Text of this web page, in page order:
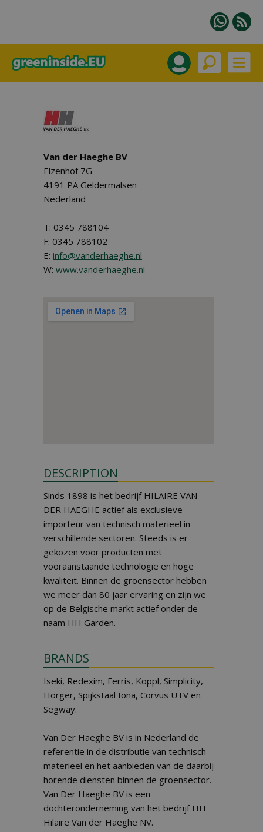
Van der Haeghe BV
Elzenhof 7G
4191 PA Geldermalsen
Nederland
T: 0345 788104
F: 0345 788102
E: info@vanderhaeghe.nl
W: www.vanderhaeghe.nl
DESCRIPTION
Sinds 1898 is het bedrijf HILAIRE VAN
DER HAEGHE actief als exclusieve
importeur van technisch materieel in
verschillende sectoren. Steeds is er
gekozen voor producten met
vooraanstaande technologie en hoge
kwaliteit. Binnen de groensector hebben
we meer dan 80 jaar ervaring en zijn we
op de Belgische markt actief onder de
naam HH Garden.
BRANDS
Iseki, Redexim, Ferris, Koppl, Simplicity,
Horger, Spijkstaal Iona, Corvus UTV en
Segway.
Van Der Haeghe BV is in Nederland de
referentie in de distributie van technisch
materieel en het aanbieden van de daarbij
horende diensten binnen de groensector.
Van Der Haeghe BV is een
dochteronderneming van het bedrijf HH
Hilaire Van der Haeghe NV.